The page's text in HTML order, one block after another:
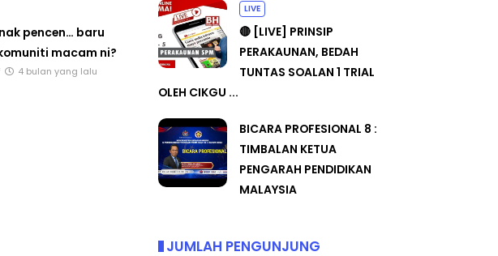
pencen… baru
macam ni?
4 bulan yang lalu
LIVE
🔴 [LIVE] PRINSIP
PERAKAUNAN, BEDAH
TUNTAS SOALAN 1 TRIAL
OLEH CIKGU ...
BICARA PROFESIONAL 8 :
TIMBALAN KETUA
PENGARAH PENDIDIKAN
MALAYSIA
JUMLAH PENGUNJUNG